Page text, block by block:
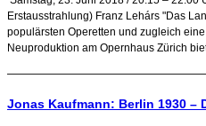
Erstausstrahlung) Franz Lehárs "Das
populärsten Operetten und zugleich
Neuproduktion am Opernhaus Zürich
Jonas Kaufmann: Berlin 1930 –